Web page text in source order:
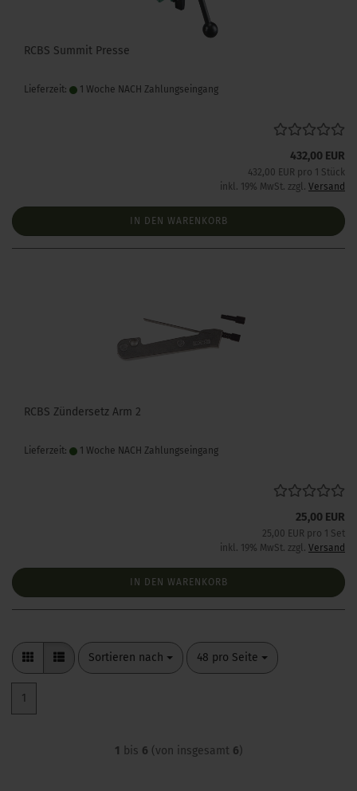
RCBS Summit Presse
Lieferzeit: 1 Woche NACH Zahlungseingang
432,00 EUR
432,00 EUR pro 1 Stück
inkl. 19% MwSt. zzgl. Versand
IN DEN WARENKORB
RCBS Zündersetz Arm 2
Lieferzeit: 1 Woche NACH Zahlungseingang
25,00 EUR
25,00 EUR pro 1 Set
inkl. 19% MwSt. zzgl. Versand
IN DEN WARENKORB
Sortieren nach
Sortieren nach 48 pro Seite
pro Seite
1
1 bis 6 (von insgesamt 6)